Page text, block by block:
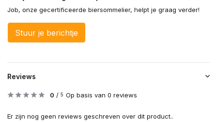
Job, onze gecertificeerde biersommelier, helpt je graag verder!
Stuur je berichtje
Reviews
0 / 5 Op basis van 0 reviews
Er zijn nog geen reviews geschreven over dit product..